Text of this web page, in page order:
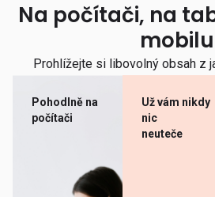
Na počítači, na
mobilu
Prohlížejte si libovolný obsah z
Pohodlně na
počítači
Už vám nikdy
nic
neuteče